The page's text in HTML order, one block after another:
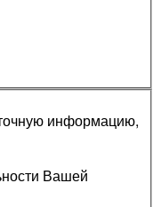
информацию,
Вашей